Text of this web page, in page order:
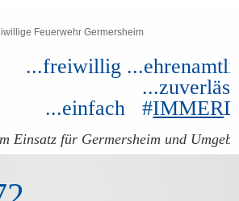
...freiwillig
...einfach #IMMER
Einsatz für Germersheim und